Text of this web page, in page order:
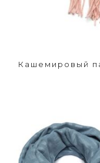
Кашемировый